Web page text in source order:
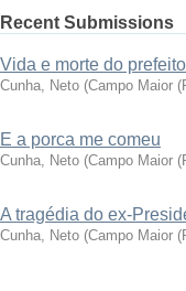
Recent Submissions
Vida e morte do
Cunha, Neto (Campo Maior
E a porca me comeu
Cunha, Neto (Campo Maior
A tragédia do ex-
Cunha, Neto (Campo Maior